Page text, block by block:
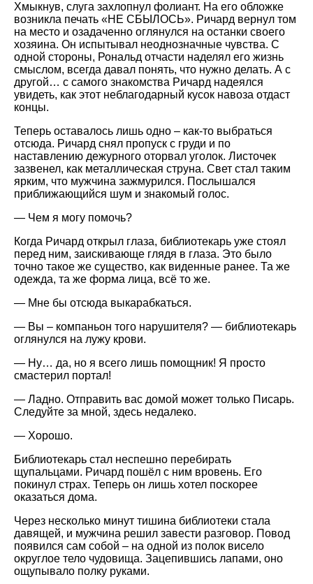
Хмыкнув, слуга захлопнул фолиант. На его обложке
возникла печать «НЕ СБЫЛОСЬ». Ричард вернул том
на место и озадаченно оглянулся на останки своего
хозяина. Он испытывал неоднозначные чувства. С
одной стороны, Рональд отчасти наделял его жизнь
смыслом, всегда давал понять, что нужно делать. А с
другой… с самого знакомства Ричард надеялся
увидеть, как этот неблагодарный кусок навоза отдаст
концы.
Теперь оставалось лишь одно – как-то выбраться
отсюда. Ричард снял пропуск с груди и по
наставлению дежурного оторвал уголок. Листочек
зазвенел, как металлическая струна. Свет стал таким
ярким, что мужчина зажмурился. Послышался
приближающийся шум и знакомый голос.
— Чем я могу помочь?
Когда Ричард открыл глаза, библиотекарь уже стоял
перед ним, заискивающе глядя в глаза. Это было
точно такое же существо, как виденные ранее. Та же
одежда, та же форма лица, всё то же.
— Мне бы отсюда выкарабкаться.
— Вы – компаньон того нарушителя? — библиотекарь
оглянулся на лужу крови.
— Ну… да, но я всего лишь помощник! Я просто
смастерил портал!
— Ладно. Отправить вас домой может только Писарь.
Следуйте за мной, здесь недалеко.
— Хорошо.
Библиотекарь стал неспешно перебирать
щупальцами. Ричард пошёл с ним вровень. Его
покинул страх. Теперь он лишь хотел поскорее
оказаться дома.
Через несколько минут тишина библиотеки стала
давящей, и мужчина решил завести разговор. Повод
появился сам собой – на одной из полок висело
округлое тело чудовища. Зацепившись лапами, оно
ощупывало полку руками.